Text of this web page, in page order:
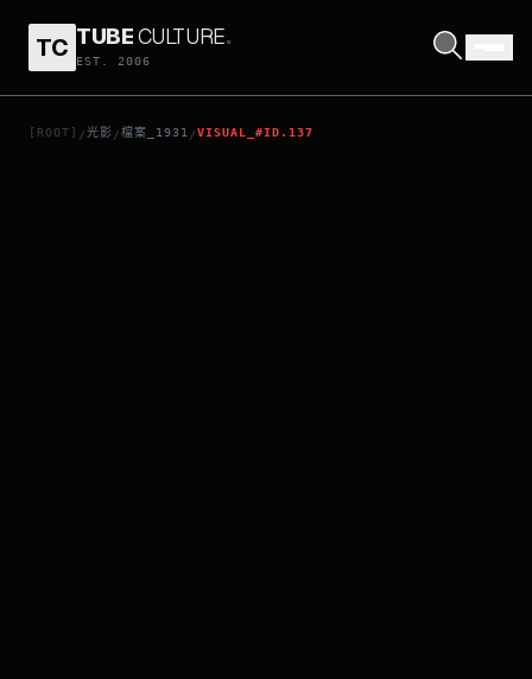
TC TUBECULTURE.
EST. 2006
[ROOT] /光影 /檔案_1931 /VISUAL_#ID.137
瑪莉